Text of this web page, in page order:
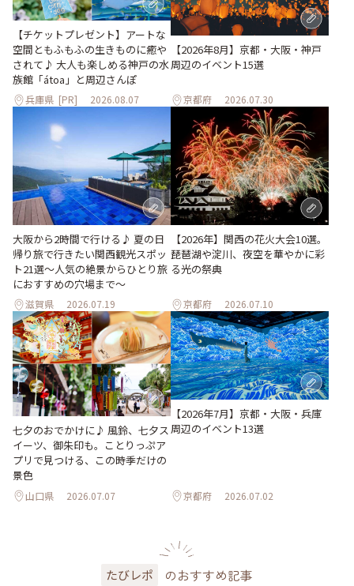
【チケットプレゼント】アートな
空間ともふもふの生きものに癒や
されて♪ 大人も楽しめる神戸の水
族館「átoa」と周辺さんぽ
兵庫県 [PR] 2026.08.07
【2026年8月】京都・大阪・神戸
周辺のイベント15選
京都府 2026.07.30
大阪から2時間で行ける♪ 夏の日
帰り旅で行きたい関西観光スポッ
ト21選～人気の絶景からひとり旅
におすすめの穴場まで～
滋賀県 2026.07.19
【2026年】関西の花火大会10選。
琵琶湖や淀川、夜空を華やかに彩
る光の祭典
京都府 2026.07.10
七夕のおでかけに♪ 風鈴、七夕ス
イーツ、御朱印も。ことりっぷア
プリで見つける、この時季だけの
景色
山口県 2026.07.07
【2026年7月】京都・大阪・兵庫
周辺のイベント13選
京都府 2026.07.02
たびレポ のおすすめ記事